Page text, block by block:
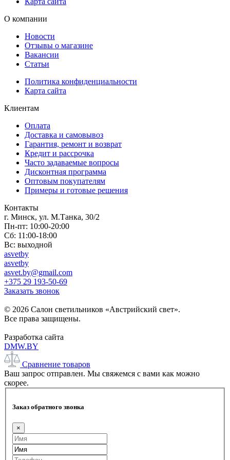
О компании
Новости
Отзывы о магазине
Вакансии
Статьи
Политика конфиденциальности
Карта сайта
Клиентам
Оплата
Доставка и самовывоз
Гарантия, ремонт и возврат
Кредит и рассрочка
Часто задаваемые вопросы
Дисконтная программа
Оптовым покупателям
Примеры и готовые решения
Контакты
г. Минск, ул. М.Танка, 30/2
Пн-пт: 10:00-20:00
Сб: 11:00-18:00
Вс: выходной
asvetby
asvetby
asvet.by@gmail.com
+375 29 193-50-69
Заказать звонок
© 2026 Салон светильников «Австрийский свет».
Все права защищены.
Разработка сайта
DMW.BY
Сравнение товаров
Ваш запрос отправлен. Мы свяжемся с вами как можно
скорее.
Заказ обратного звонка
×